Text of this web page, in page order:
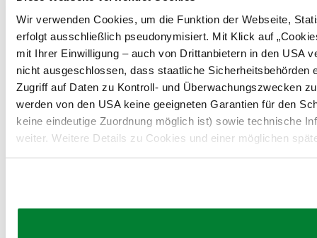
Wir verwenden Cookies, um die Funktion der Webseite,
erfolgt ausschließlich pseudonymisiert. Mit Klick auf
mit Ihrer Einwilligung – auch von Drittanbietern in den USA
nicht ausgeschlossen, dass staatliche Sicherheitsbehörden
Zugriff auf Daten zu Kontroll- und Überwachungszwecken
werden von den USA keine geeigneten Garantien für den
keine eindeutige Zuordnung möglich ist) sowie technische
weiter. Weitere Details zu Cookies und einer möglichen